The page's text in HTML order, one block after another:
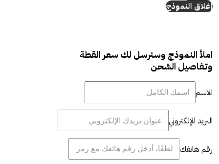
إغلاق النموذج
املأ النموذج وسنرسل لك سعر القطة
وتفاصيل الشحن
الاسم
البريد الإلكتروني
رقم هاتفك